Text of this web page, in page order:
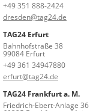
+49 351 888-2424
dresden@tag24.de
TAG24 Erfurt
Bahnhofstraße 38
99084 Erfurt
+49 361 34947880
erfurt@tag24.de
TAG24 Frankfurt a. M.
Friedrich-Ebert-Anlage 36